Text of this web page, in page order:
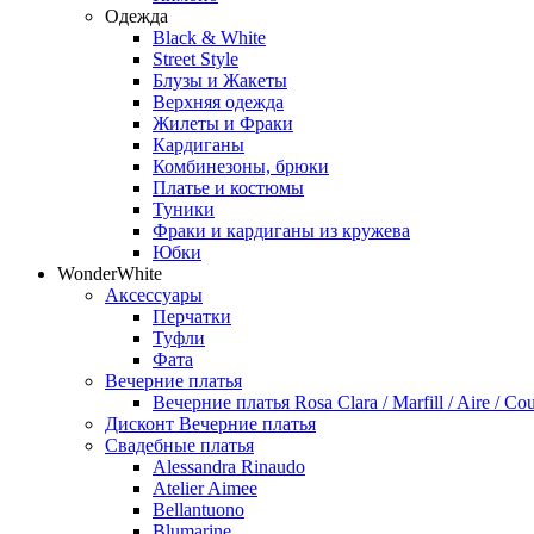
Одежда
Black & White
Street Style
Блузы и Жакеты
Верхняя одежда
Жилеты и Фраки
Кардиганы
Комбинезоны, брюки
Платье и костюмы
Туники
Фраки и кардиганы из кружева
Юбки
WonderWhite
Аксессуары
Перчатки
Туфли
Фата
Вечерние платья
Вечерние платья Rosa Clara / Marfill / Aire /
Дисконт Вечерние платья
Свадебные платья
Alessandra Rinaudo
Atelier Aimee
Bellantuono